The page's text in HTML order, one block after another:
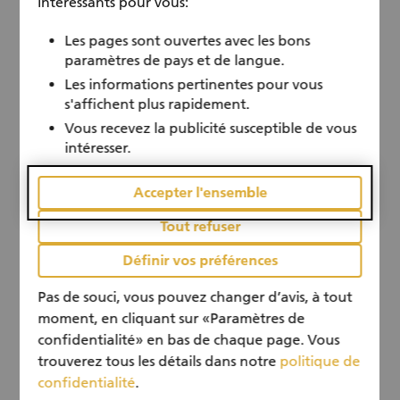
intégration et pratiquer le français dans un
cadre bienveillant. Au-delà de l’aide concrète,
ces rencontres permettent de tisser des liens
sociaux précieux, favorisant l’échange
interculturel et offrant ainsi au bénéficiaire une
qualité de présence et d'écoute.
calendar Toute l’année
social
Les pages sont ouvertes avec les bons
paramètres de pays et de langue.
Les informations pertinentes pour vous
s'affichent plus rapidement.
Vous recevez la publicité susceptible de vous
intéresser.
Accepter l'ensemble
Tout refuser
Définir vos préférences
Pas de souci, vous pouvez changer d’avis, à tout
moment, en cliquant sur «Paramètres de
confidentialité» en bas de chaque page. Vous
trouverez tous les détails dans notre politique de
confidentialité.